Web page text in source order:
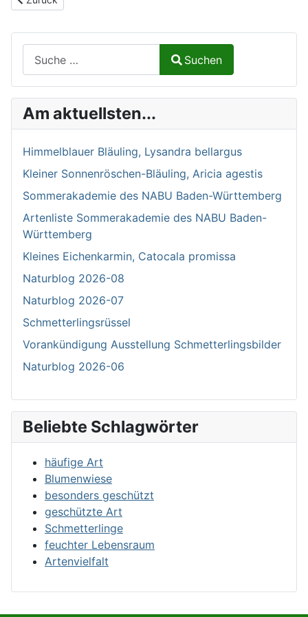
Type 2 or more characters for results.
Suchen
Am aktuellsten...
Himmelblauer Bläuling, Lysandra bellargus
Kleiner Sonnenröschen-Bläuling, Aricia agestis
Sommerakademie des NABU Baden-Württemberg
Artenliste Sommerakademie des NABU Baden-
Württemberg
Kleines Eichenkarmin, Catocala promissa
Naturblog 2026-08
Naturblog 2026-07
Schmetterlingsrüssel
Vorankündigung Ausstellung Schmetterlingsbilder
Naturblog 2026-06
Beliebte Schlagwörter
häufige Art
Blumenwiese
besonders geschützt
geschützte Art
Schmetterlinge
feuchter Lebensraum
Artenvielfalt